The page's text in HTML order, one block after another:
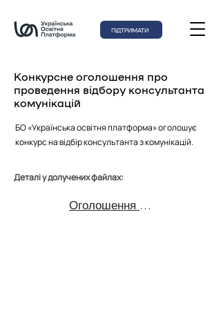
ПІДТРИМАТИ
Конкурсне оголошення про
проведення відбору консультанта
комунікацій
БО «Українська освітня платформа» оголошує
конкурс на відбір консультанта з комунікацій.
Деталі у долучених файлах:
Оголошення - консультант з комунікацій